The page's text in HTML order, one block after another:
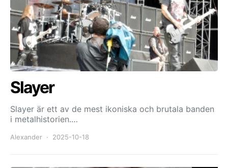
Slayer
Slayer är ett av de mest ikoniska och brutala banden
i metalhistorien.…
Alexander 2025-10-18